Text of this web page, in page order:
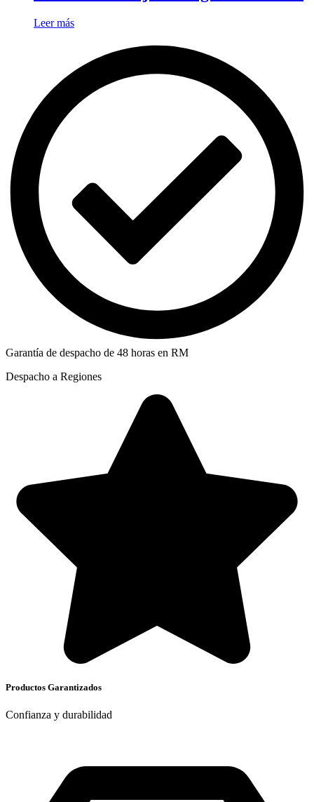
Leer más
Garantía de despacho de 48 horas en RM
Despacho a Regiones
Productos Garantizados
Confianza y durabilidad